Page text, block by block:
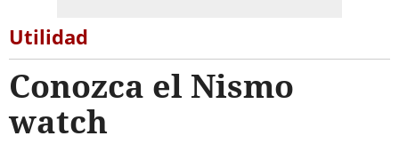
Utilidad
Conozca el Nismo
watch